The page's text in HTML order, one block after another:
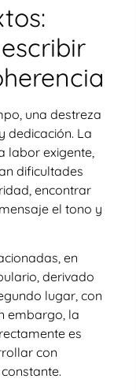
una destreza
dedicación. La
labor exigente,
dificultades
encontrar
el tono y
en
, derivado
lugar, con
embargo, la
es
con